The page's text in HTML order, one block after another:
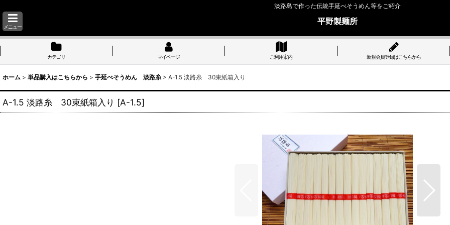
淡路島で作った伝統手延べそうめん等をご紹介
メニュー
平野製麺所
カテゴリ マイページ ご利用案内 新規会員登録はこちらから
ホーム > 単品購入はこちらから > 手延べそうめん 淡路糸 > A-1.5 淡路糸 30束紙箱入り
A-1.5 淡路糸 30束紙箱入り [A-1.5]